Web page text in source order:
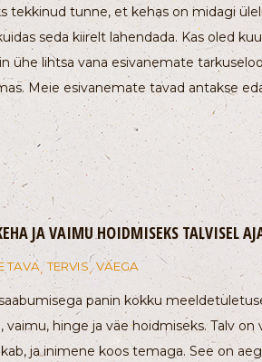
tekkinud tunne, et kehas on midagi
seda kiirelt lahendada. Kas oled
ühe lihtsa vana esivanemate
Meie esivanemate tavad antakse
JA VAIMU HOIDMISEKS TALVISEL
TAVA, TERVIS, VÄEGA
panin kokku
vaimu, hinge ja väe hoidmiseks. Talv on
ja inimene koos temaga. See on